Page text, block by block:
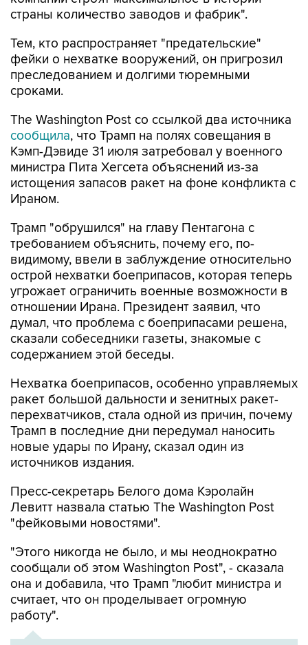
Тем, кто распространяет "предательские"
преследованием и долгими тюремными
сроками.
The Washington Post со ссылкой два источника
Кэмп-Дэвиде 31 июля затребовал у военного
министра Пита Хегсета объяснений из-за
истощения запасов ракет на фоне конфликта с
Ираном.
Трамп "обрушился" на главу Пентагона с
видимому, ввели в заблуждение относительно
острой нехватки боеприпасов, которая теперь
угрожает ограничить военные возможности в
отношении Ирана. Президент заявил, что
думал, что проблема с боеприпасами решена,
сказали собеседники газеты, знакомые с
содержанием этой беседы.
Нехватка боеприпасов, особенно управляемых
перехватчиков, стала одной из причин, почему
Трамп в последние дни передумал наносить
новые удары по Ирану, сказал один из
источников издания.
Пресс-секретарь Белого дома Кэролайн
"фейковыми новостями".
"Этого никогда не было, и мы неоднократно
она и добавила, что Трамп "любит министра и
считает, что он проделывает огромную
работу".
ХРОНИКА